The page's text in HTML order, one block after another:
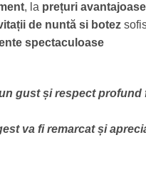
, la prețuri avantajoase
de nuntă si botez
spectaculoase
gust și respect profund
va fi remarcat și